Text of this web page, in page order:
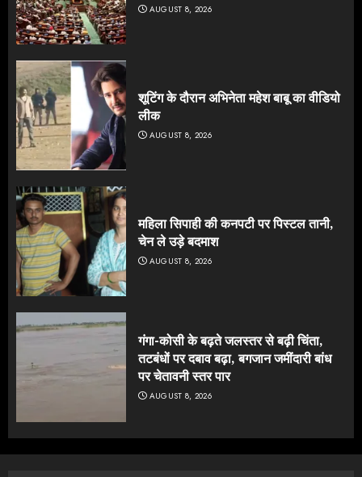
AUGUST 8, 2026
शूटिंग के दौरान अभिनेता महेश बाबू का वीडियो
लीक
AUGUST 8, 2026
महिला सिपाही की कनपटी पर पिस्टल तानी,
चेन ले उड़े बदमाश
AUGUST 8, 2026
गंगा-कोसी के बढ़ते जलस्तर से बढ़ी चिंता,
तटबंधों पर दबाव बढ़ा, बगजान जमींदारी बांध
पर चेतावनी स्तर पार
AUGUST 8, 2026